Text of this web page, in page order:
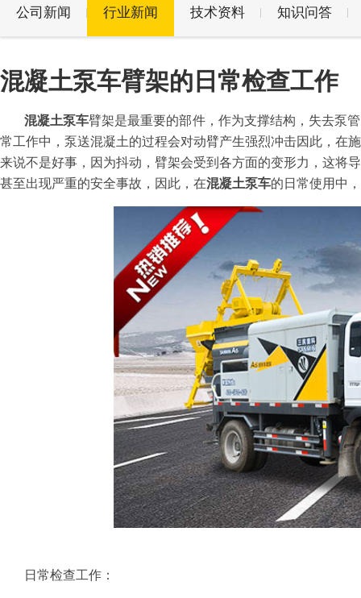
公司新闻 行业新闻 技术资料 知识问答
混凝土泵车臂架的日常检查工作
混凝土泵车臂架是最重要的部件，作为支撑结构，失去泵
常工作中，泵送混凝土的过程会对动臂产生强烈冲击因此，在
来说不是好事，因为抖动，臂架会受到各方面的变形力，这将
甚至出现严重的安全事故，因此，在混凝土泵车的日常使用中
日常检查工作：